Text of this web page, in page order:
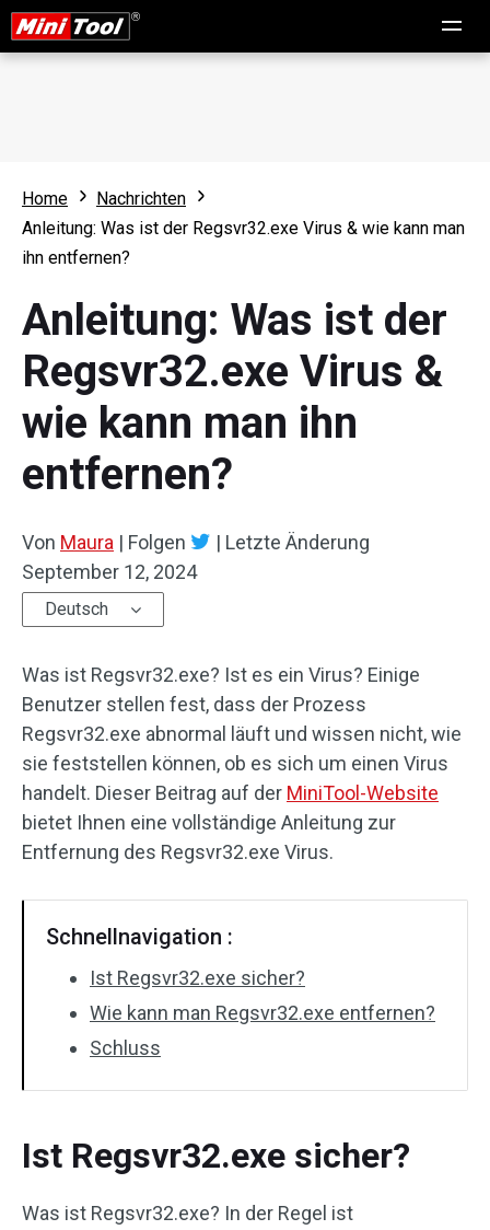
Home
Nachrichten
Anleitung: Was ist der Regsvr32.exe Virus & wie kann man
ihn entfernen?
Anleitung: Was ist der
Regsvr32.exe Virus &
wie kann man ihn
entfernen?
Von Maura | Folgen | Letzte Änderung
September 12, 2024
Deutsch
Was ist Regsvr32.exe? Ist es ein Virus? Einige
Benutzer stellen fest, dass der Prozess
Regsvr32.exe abnormal läuft und wissen nicht, wie
sie feststellen können, ob es sich um einen Virus
handelt. Dieser Beitrag auf der MiniTool-Website
bietet Ihnen eine vollständige Anleitung zur
Entfernung des Regsvr32.exe Virus.
Schnellnavigation :
Ist Regsvr32.exe sicher?
Wie kann man Regsvr32.exe entfernen?
Schluss
Ist Regsvr32.exe sicher?
Was ist Regsvr32.exe? In der Regel ist